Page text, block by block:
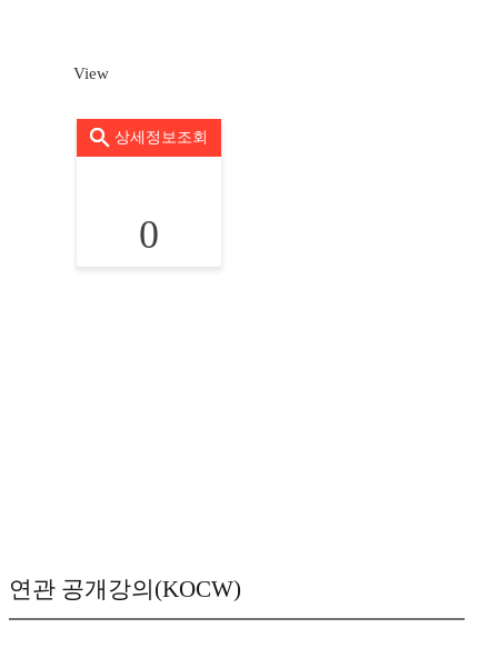
View
상세정보조회
0
연관 공개강의(KOCW)